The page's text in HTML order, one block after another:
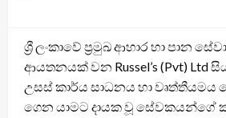
ශ්‍රී ලංකාවේ ප්‍රමුඛ ආහාර හා පාන
ආයතනයක් වන Russel’s (Pvt) Ltd
උසස් කාර්ය සාධනය හා වෘත්තීයමය
ගෙන යාමට දායක වූ සේවකයන්ගේ